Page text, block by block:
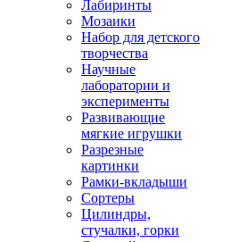
Лабиринты
Мозаики
Набор для детского
творчества
Научные
лаборатории и
эксперименты
Развивающие
мягкие игрушки
Разрезные
картинки
Рамки-вкладыши
Сортеры
Цилиндры,
стучалки, горки